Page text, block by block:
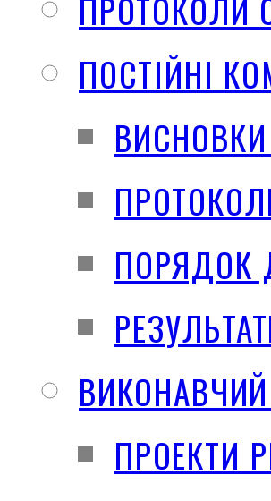
ПОСТІЙНІ
ПОРЯДОК
ПРОЕКТИ